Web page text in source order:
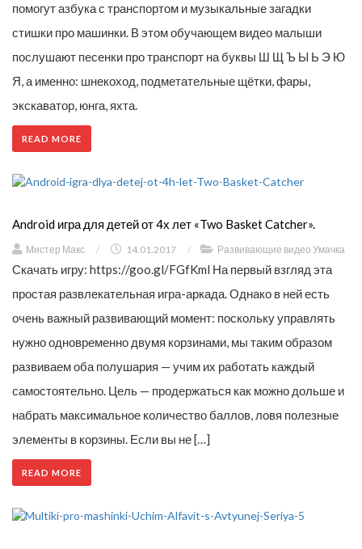
помогут азбука с транспортом и музыкальные загадки
стишки про машинки. В этом обучающем видео малыши
послушают песенки про транспорт на буквы Ш Щ Ъ Ы Ь Э Ю
Я, а именно: шнекоход, подметательные щётки, фары,
экскаватор, юнга, яхта.
READ MORE
Android игра для детей от 4х лет «Two Basket Catcher».
Мистер Макс / 14.01.2017 / Развивающие видео Умачка
Скачать игру: https://goo.gl/FGfKml На первый взгляд эта
простая развлекательная игра-аркада. Однако в ней есть
очень важный развивающий момент: поскольку управлять
нужно одновременно двумя корзинами, мы таким образом
развиваем оба полушария — учим их работать каждый
самостоятельно. Цель — продержаться как можно дольше и
набрать максимальное количество баллов, ловя полезные
элементы в корзины. Если вы не […]
READ MORE